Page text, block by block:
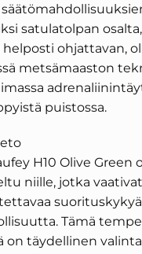
satulatolpan
helposti ohjattavan,
metsämaaston
puistossa.
H10 Olive Green
niille, jotka
Tämä
on täydellinen